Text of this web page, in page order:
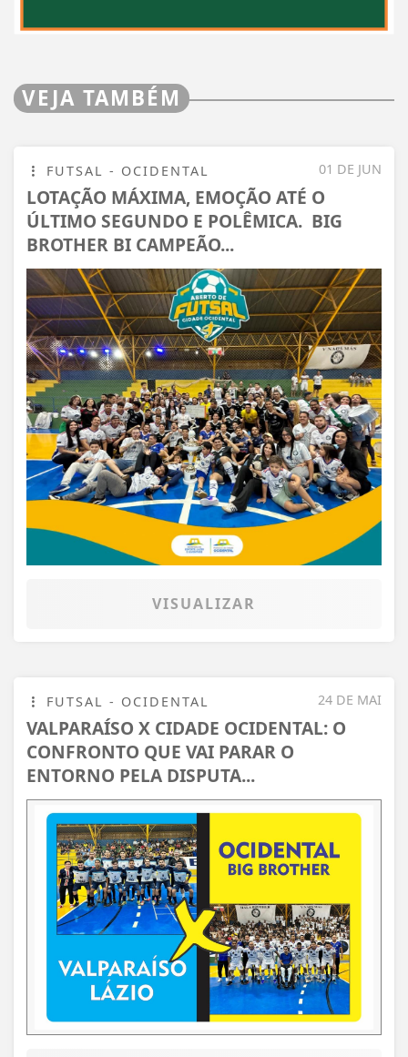
VEJA TAMBÉM
01 DE JUN
FUTSAL - OCIDENTAL
LOTAÇÃO MÁXIMA, EMOÇÃO ATÉ O
ÚLTIMO SEGUNDO E POLÊMICA. BIG
BROTHER BI CAMPEÃO...
VISUALIZAR
24 DE MAI
FUTSAL - OCIDENTAL
VALPARAÍSO X CIDADE OCIDENTAL: O
CONFRONTO QUE VAI PARAR O
ENTORNO PELA DISPUTA...